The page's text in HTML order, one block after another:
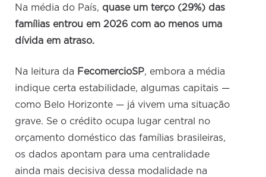
Na média do País, quase um terço (29%) das
famílias entrou em 2026 com ao menos uma
dívida em atraso.
Na leitura da FecomercioSP, embora a média
indique certa estabilidade, algumas capitais —
como Belo Horizonte — já vivem uma situação
grave. Se o crédito ocupa lugar central no
orçamento doméstico das famílias brasileiras,
os dados apontam para uma centralidade
ainda mais decisiva dessa modalidade na